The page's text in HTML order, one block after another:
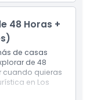
48 Horas +
de casas
de 48
cuando quieras
en Los